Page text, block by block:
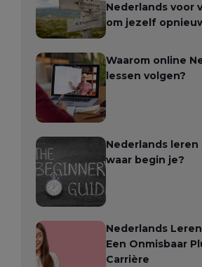
Nederlands voor
om jezelf
Waarom online
lessen volgen?
Nederlands leren
waar begin je?
Nederlands
Een Onmisbaar
Carrière